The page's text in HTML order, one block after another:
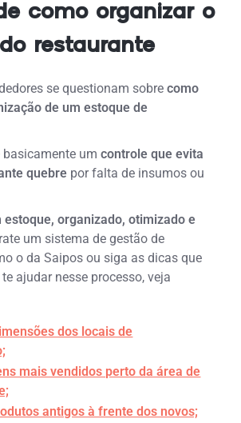
como organizar o
restaurante
se questionam sobrecomo
de um estoque de
um controle que evita
quebre por falta de insumos ou
estoque, organizado, otimizado e
um sistema de gestão de
o da Saipos ou siga as dicas que
ajudar nesse processo, veja
dos locais de
mais vendidos perto da área de
antigos à frente dos novos;